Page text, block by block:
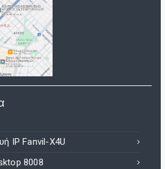
IP Fanvil-X4U
8008